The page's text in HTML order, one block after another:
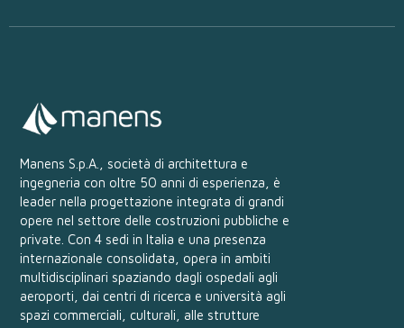
Manens S.p.A., società di architettura e
ingegneria con oltre 50 anni di esperienza, è
leader nella progettazione integrata di grandi
opere nel settore delle costruzioni pubbliche e
private. Con 4 sedi in Italia e una presenza
internazionale consolidata, opera in ambiti
multidisciplinari spaziando dagli ospedali agli
aeroporti, dai centri di ricerca e università agli
spazi commerciali, culturali, alle strutture